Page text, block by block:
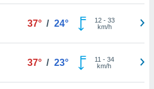
37° / 24° 12- 33
km/h
37° / 23° 11 - 34
km/h